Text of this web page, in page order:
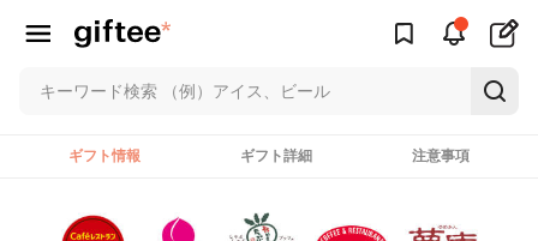
ギフト情報 ギフト詳細 注意事項